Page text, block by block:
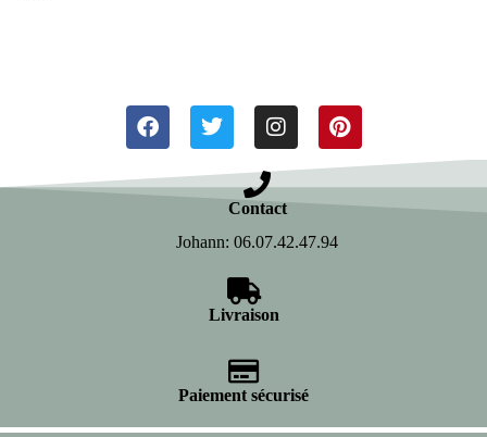
Contact
Johann: 06.07.42.47.94
Livraison
Paiement sécurisé